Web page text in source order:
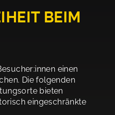
BEIM
einen
Die folgenden
bieten
eingeschränkte